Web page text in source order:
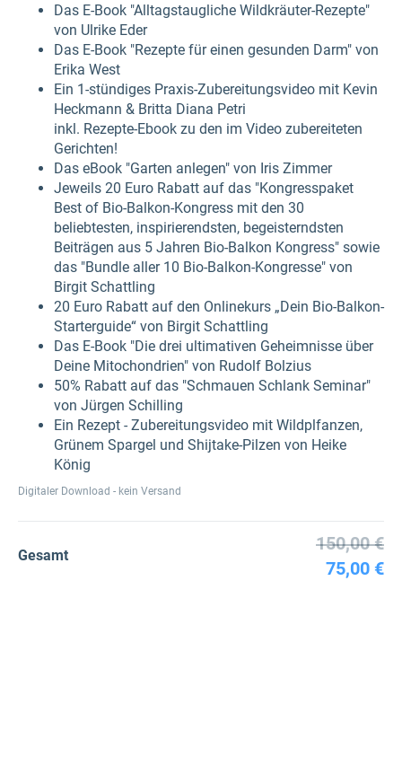
Das E-Book "Alltagstaugliche Wildkräuter-Rezepte"
von Ulrike Eder
Das E-Book "Rezepte für einen gesunden Darm" von
Erika West
Ein 1-stündiges Praxis-Zubereitungsvideo mit Kevin
Heckmann & Britta Diana Petri
inkl. Rezepte-Ebook zu den im Video zubereiteten
Gerichten!
Das eBook "Garten anlegen" von Iris Zimmer
Jeweils 20 Euro Rabatt auf das "Kongresspaket
Best of Bio-Balkon-Kongress mit den 30
beliebtesten, inspirierendsten, begeisterndsten
Beiträgen aus 5 Jahren Bio-Balkon Kongress" sowie
das "Bundle aller 10 Bio-Balkon-Kongresse" von
Birgit Schattling
20 Euro Rabatt auf den Onlinekurs „Dein Bio-Balkon-
Starterguide“ von Birgit Schattling
Das E-Book "Die drei ultimativen Geheimnisse über
Deine Mitochondrien" von Rudolf Bolzius
50% Rabatt auf das "Schmauen Schlank Seminar"
von Jürgen Schilling
Ein Rezept - Zubereitungsvideo mit Wildplfanzen,
Grünem Spargel und Shijtake-Pilzen von Heike
König
Digitaler Download - kein Versand
Gesamt
150,00 €
75,00 €